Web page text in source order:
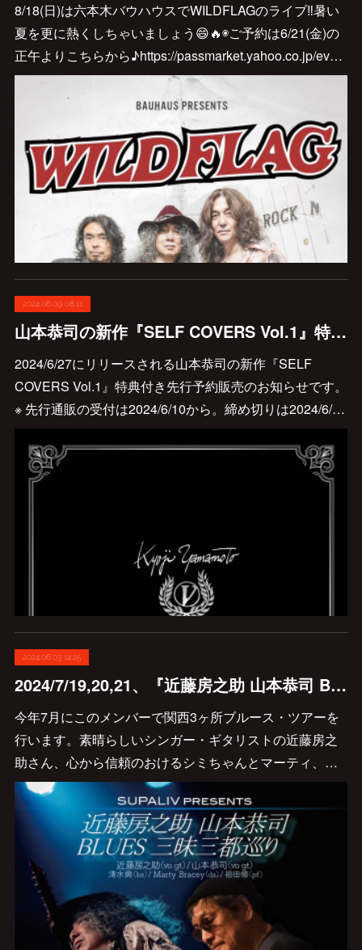
8/18(日)は六本木バウハウスでWILDFLAGのライブ‼️暑い
夏を更に熱くしちゃいましょう😄🔥◉ご予約は6/21(金)の
正午よりこちらから♪https://passmarket.yahoo.co.jp/ev…
2024.06.09 08:11
山本恭司の新作『SELF COVERS Vol.1』特典付き先行予約販売のお知らせです。
2024/6/27にリリースされる山本恭司の新作『SELF
COVERS Vol.1』特典付き先行予約販売のお知らせです。
※ 先行通販の受付は2024/6/10から。締め切りは2024/6/…
2024.06.03 14:25
2024/7/19,20,21、『近藤房之助 山本恭司 BLUES三昧三都巡り』を行います😊🎸
今年7月にこのメンバーで関西3ヶ所ブルース・ツアーを
行います。素晴らしいシンガー・ギタリストの近藤房之
助さん、心から信頼のおけるシミちゃんとマーティ、…